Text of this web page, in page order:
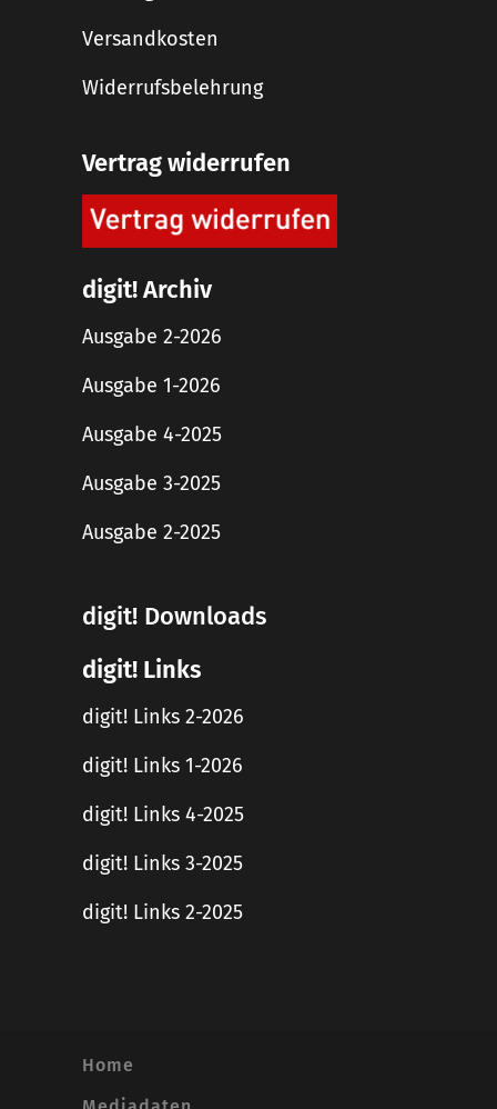
Versandkosten
Widerrufsbelehrung
Vertrag widerrufen
digit! Archiv
Ausgabe 2-2026
Ausgabe 1-2026
Ausgabe 4-2025
Ausgabe 3-2025
Ausgabe 2-2025
digit! Downloads
digit! Links
digit! Links 2-2026
digit! Links 1-2026
digit! Links 4-2025
digit! Links 3-2025
digit! Links 2-2025
Home